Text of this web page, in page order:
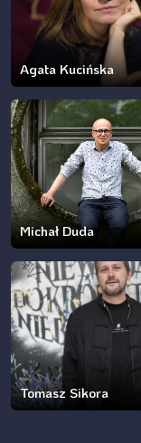
Agata Kucińska
Michał Duda
Tomasz Sikora